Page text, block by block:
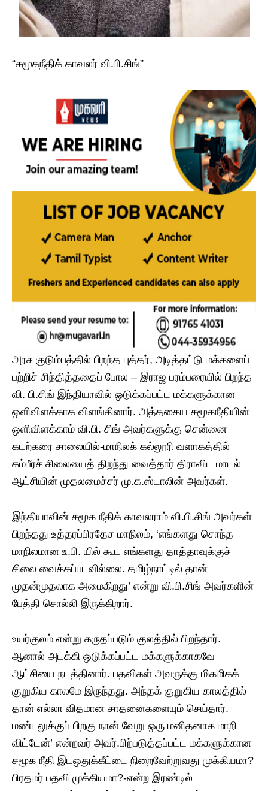
“சமூகநீதிக் காவலர் வி.பி.சிங்”
அரச குடும்பத்தில் பிறந்த புத்தர், அடித்தட்டு மக்களைப்
பற்றிச் சிந்தித்ததைப் போல – இராஜ பரம்பரையில் பிறந்த
வி. பி.சிங் இந்தியாவில் ஒடுக்கப்பட்ட மக்களுக்கான
ஒளிவிளக்காக விளங்கினார். அத்தகைய சமூகநீதியின்
ஒளிவிளக்காம் வி.பி. சிங் அவர்களுக்கு சென்னை
கடற்கரை சாலையில்-மாநிலக் கல்லூரி வளாகத்தில்
கம்பீரச் சிலையைத் திறந்து வைத்தார் திராவிட மாடல்
ஆட்சியின் முதலமைச்சர் மு.க.ஸ்டாலின் அவர்கள்.
இந்தியாவின் சமூக நீதிக் காவலராம் வி.பி.சிங் அவர்கள்
பிறந்தது உத்தரப்பிரதேச மாநிலம், ‘எங்களது சொந்த
மாநிலமான உ.பி. யில் கூட எங்களது தாத்தாவுக்குச்
சிலை வைக்கப்படவில்லை. தமிழ்நாட்டில் தான்
முதன்முதலாக அமைகிறது’ என்று வி.பி.சிங் அவர்களின்
பேத்தி சொல்லி இருக்கிறார்.
உயர்குலம் என்று கருதப்படும் குலத்தில் பிறந்தார்.
ஆனால் அடக்கி ஒடுக்கப்பட்ட மக்களுக்காகவே
ஆட்சியை நடத்தினார். பதவிகள் அவருக்கு மிகமிகக்
குறுகிய காலமே இருந்தது. அந்தக் குறுகிய காலத்தில்
தான் எல்லா விதமான சாதனைகளையும் செய்தார்.
மண்டலுக்குப் பிறகு நான் வேறு ஒரு மனிதனாக மாறி
விட்டேன்’ என்றவர் அவர்.பிற்படுத்தப்பட்ட மக்களுக்கான
சமூக நீதி இடஒதுக்கீட்டை நிறைவேற்றுவது முக்கியமா?
பிரதமர் பதவி முக்கியமா?-என்ற இரண்டில்